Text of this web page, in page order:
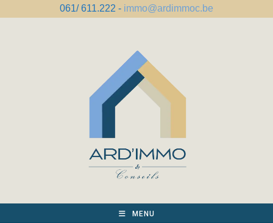
061/ 611.222 - immo@ardimmoc.be
MENU